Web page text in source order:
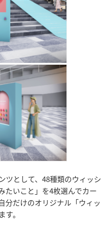
ツとして、48種類のウィッシ
たいこと」を4枚選んでカー
分だけのオリジナル「ウィッ
。